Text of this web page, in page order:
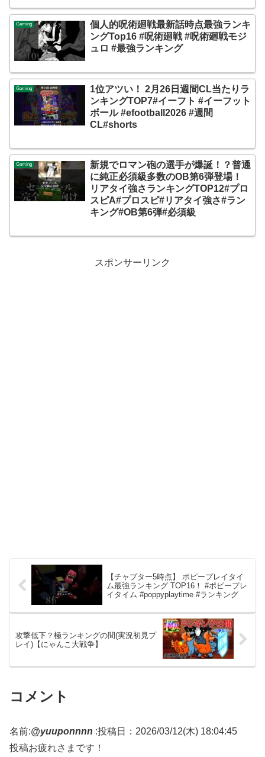
Gaming
個人的呪術廻戦最新話時点最強ランキ
ングTop16 #呪術廻戦 #呪術廻戦モジ
ュロ #最強ランキング
Gaming
1位アツい！ 2月26日週間CL当たりラ
ンキングTOP7#イーフト #イーフット
ボール #efootball2026 #週間
CL#shorts
Gaming
新規でロマン砲の選手が爆誕！？普通
に純正必須級多数のOB第6弾登場！
リアタイ強さランキングTOP12#プロ
スピA#プロスピ#リアタイ強さ#ラン
キング#OB第6弾#必須級
スポンサーリンク
【チャプター5時点】 ポピープレイタイ
ム最強ランキング TOP16！ #ポピープレ
イタイム #poppyplaytime #ランキング
攻撃低下？極ランキングの間(実況初見プ
レイ)【にゃんこ大戦争】
コメント
名前:@yuuponnnn :投稿日：2026/03/12(木) 18:04:45
投稿お疲れさまです！